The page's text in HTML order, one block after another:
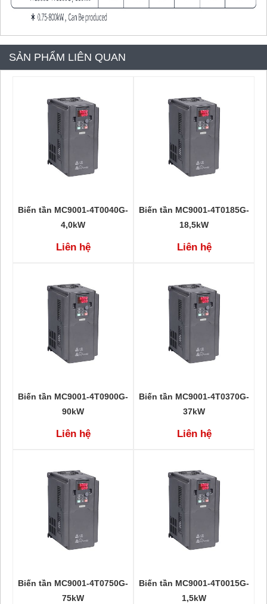
SẢN PHẨM LIÊN QUAN
Biến tần MC9001-4T0040G-
4,0kW
Liên hệ
Biến tần MC9001-4T0185G-
18,5kW
Liên hệ
Biến tần MC9001-4T0900G-
90kW
Liên hệ
Biến tần MC9001-4T0370G-
37kW
Liên hệ
Biến tần MC9001-4T0750G-
75kW
Biến tần MC9001-4T0015G-
1,5kW